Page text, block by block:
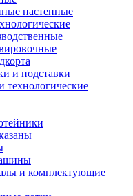
настенные
и подставки
технологические
и комплектующие